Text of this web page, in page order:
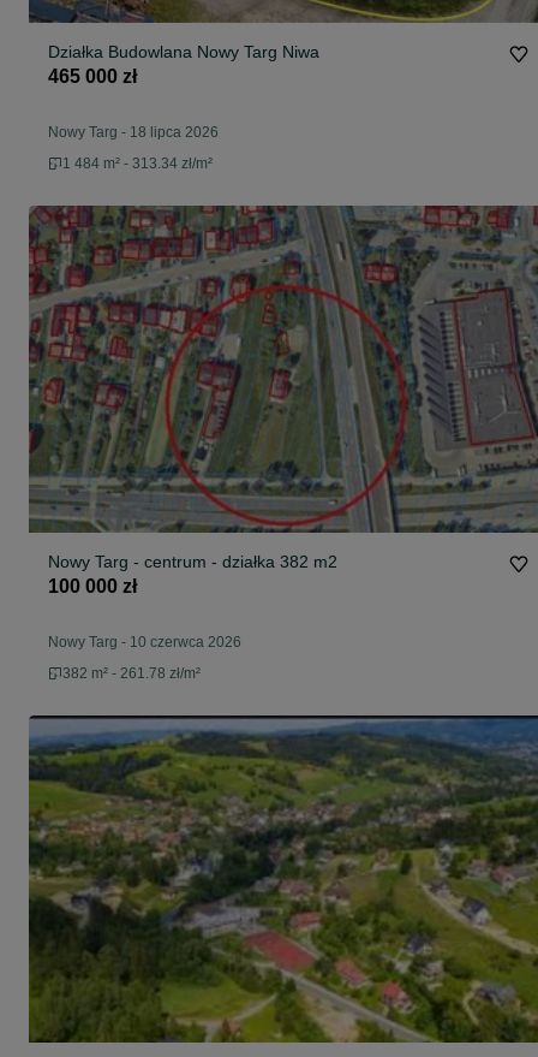
Działka Budowlana Nowy Targ Niwa
465 000 zł
Nowy Targ - 18 lipca 2026
1 484 m² - 313.34 zł/m²
Nowy Targ - centrum - działka 382 m2
100 000 zł
Nowy Targ - 10 czerwca 2026
382 m² - 261.78 zł/m²